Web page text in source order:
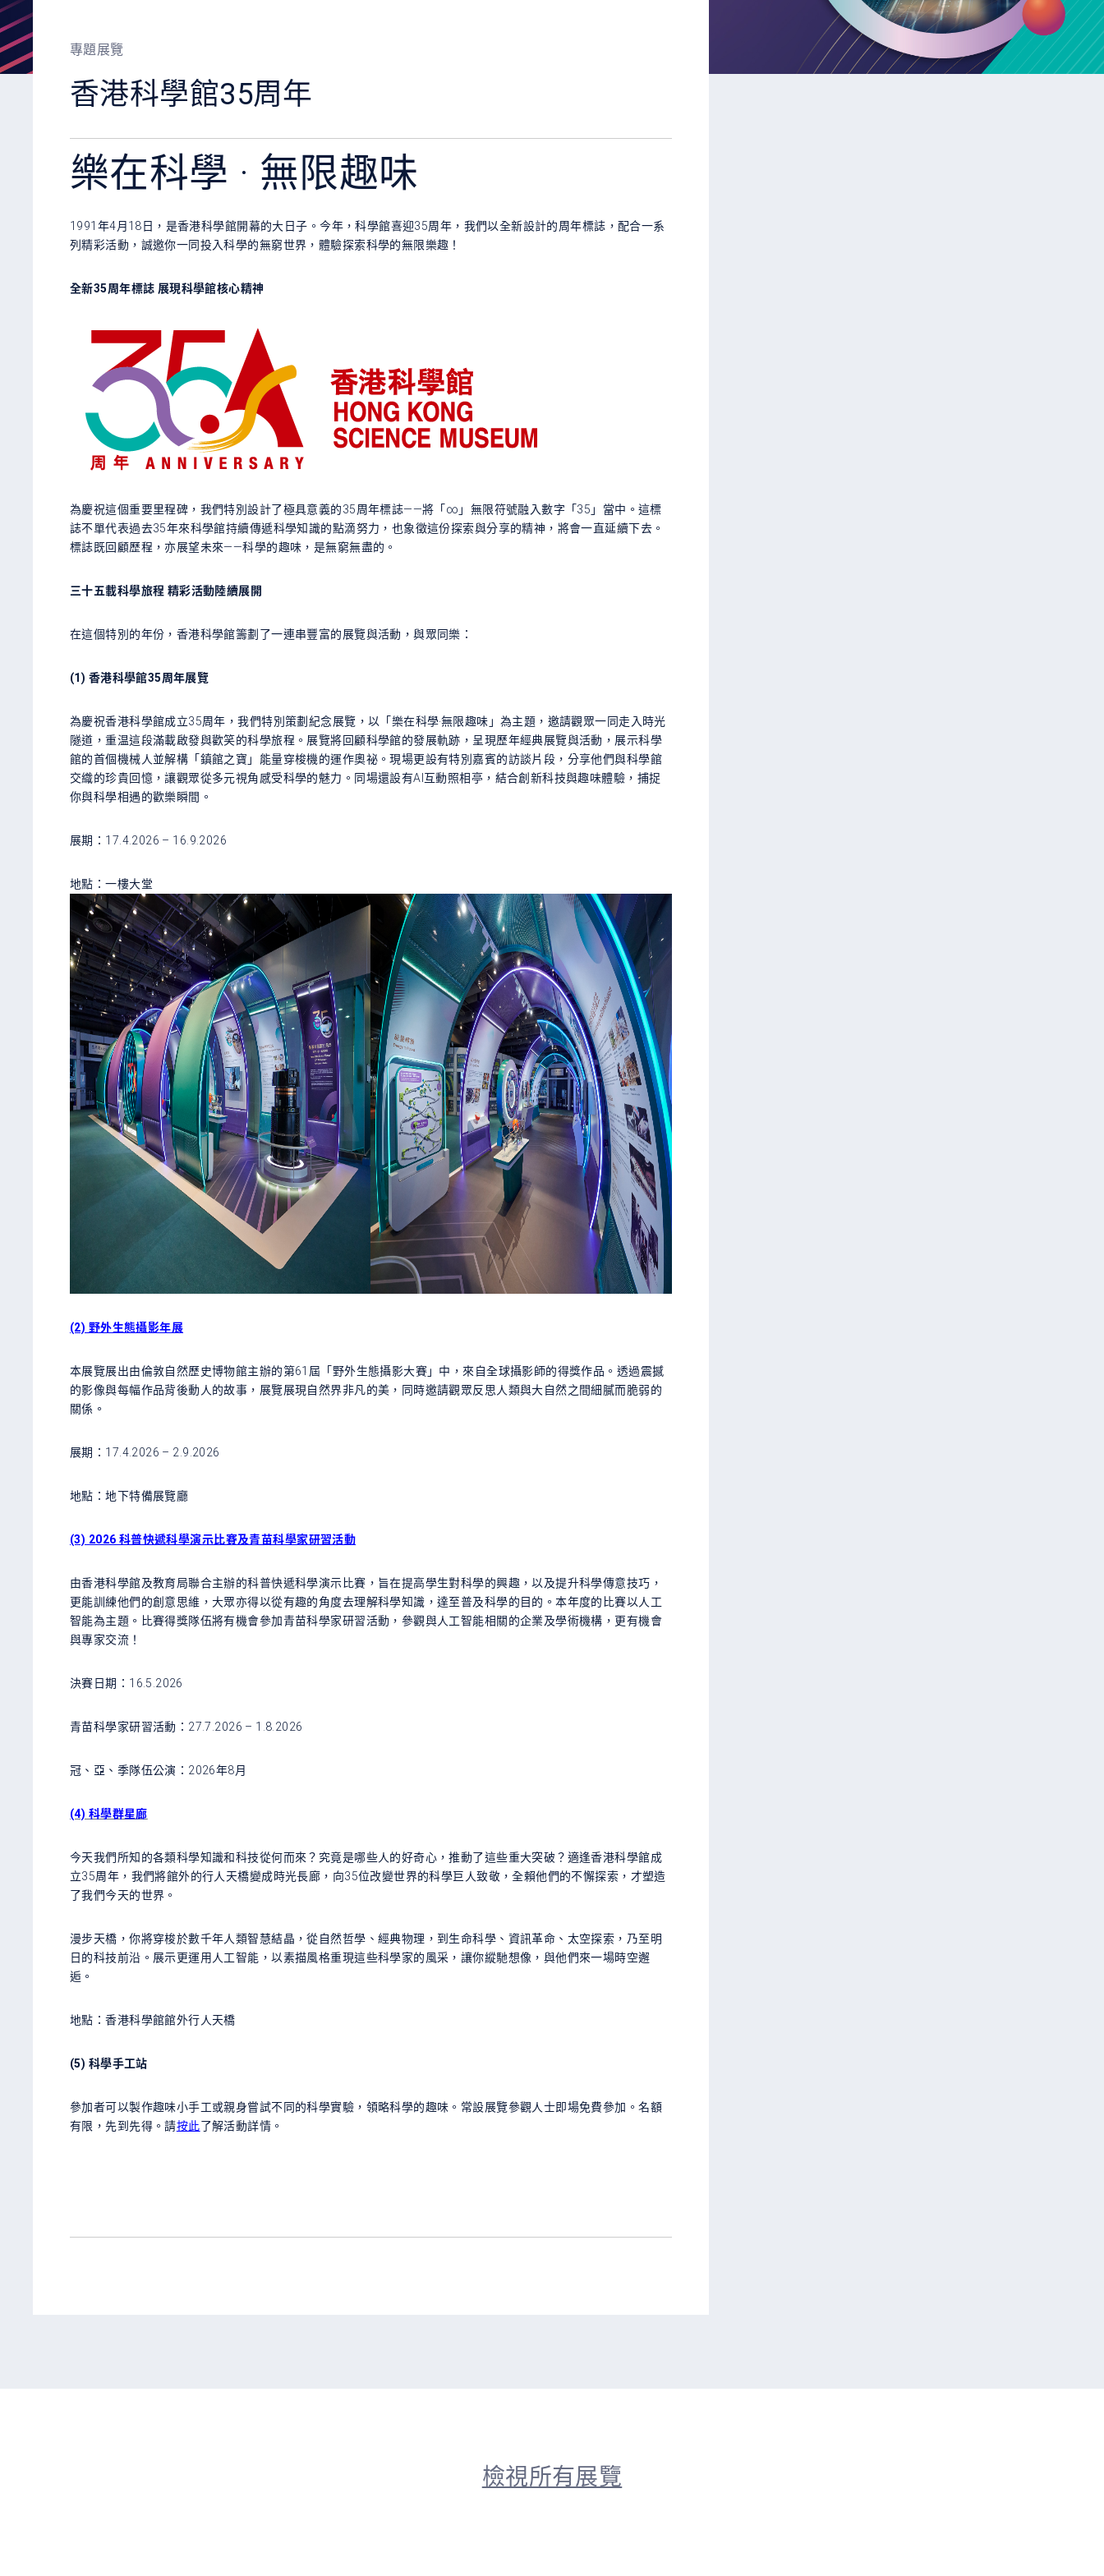
專題展覽
香港科學館35周年
樂在科學 · 無限趣味
1991年4月18日，是香港科學館開幕的大日子。今年，科學館喜迎35周年，我們以全新設計的周年標誌，配合一系
列精彩活動，誠邀你一同投入科學的無窮世界，體驗探索科學的無限樂趣！
全新35周年標誌 展現科學館核心精神
為慶祝這個重要里程碑，我們特別設計了極具意義的35周年標誌——將「∞」無限符號融入數字「35」當中。這標
誌不單代表過去35年來科學館持續傳遞科學知識的點滴努力，也象徵這份探索與分享的精神，將會一直延續下去。
標誌既回顧歷程，亦展望未來——科學的趣味，是無窮無盡的。
三十五載科學旅程 精彩活動陸續展開
在這個特別的年份，香港科學館籌劃了一連串豐富的展覽與活動，與眾同樂：
(1) 香港科學館35周年展覽
為慶祝香港科學館成立35周年，我們特別策劃紀念展覽，以「樂在科學‧無限趣味」為主題，邀請觀眾一同走入時光
隧道，重温這段滿載啟發與歡笑的科學旅程。展覽將回顧科學館的發展軌跡，呈現歷年經典展覽與活動，展示科學
館的首個機械人並解構「鎮館之寶」能量穿梭機的運作奧祕。現場更設有特別嘉賓的訪談片段，分享他們與科學館
交織的珍貴回憶，讓觀眾從多元視角感受科學的魅力。同場還設有AI互動照相亭，結合創新科技與趣味體驗，捕捉
你與科學相遇的歡樂瞬間。
展期：17.4.2026 – 16.9.2026
地點：一樓大堂
(2) 野外生態攝影年展
本展覽展出由倫敦自然歷史博物館主辦的第61屆「野外生態攝影大賽」中，來自全球攝影師的得獎作品。透過震撼
的影像與每幅作品背後動人的故事，展覽展現自然界非凡的美，同時邀請觀眾反思人類與大自然之間細膩而脆弱的
關係。
展期：17.4.2026 – 2.9.2026
地點：地下特備展覽廳
(3) 2026 科普快遞科學演示比賽及青苗科學家研習活動
由香港科學館及教育局聯合主辦的科普快遞科學演示比賽，旨在提高學生對科學的興趣，以及提升科學傳意技巧，
更能訓練他們的創意思維，大眾亦得以從有趣的角度去理解科學知識，達至普及科學的目的。本年度的比賽以人工
智能為主題。比賽得獎隊伍將有機會參加青苗科學家研習活動，參觀與人工智能相關的企業及學術機構，更有機會
與專家交流！
決賽日期：16.5.2026
青苗科學家研習活動：27.7.2026 – 1.8.2026
冠、亞、季隊伍公演：2026年8月
(4) 科學群星廊
今天我們所知的各類科學知識和科技從何而來？究竟是哪些人的好奇心，推動了這些重大突破？適逢香港科學館成
立35周年，我們將館外的行人天橋變成時光長廊，向35位改變世界的科學巨人致敬，全賴他們的不懈探索，才塑造
了我們今天的世界。
漫步天橋，你將穿梭於數千年人類智慧結晶，從自然哲學、經典物理，到生命科學、資訊革命、太空探索，乃至明
日的科技前沿。展示更運用人工智能，以素描風格重現這些科學家的風采，讓你縱馳想像，與他們來一場時空邂
逅。
地點：香港科學館館外行人天橋
(5) 科學手工站
參加者可以製作趣味小手工或親身嘗試不同的科學實驗，領略科學的趣味。常設展覽參觀人士即場免費參加。名額
有限，先到先得。請按此了解活動詳情。
檢視所有展覽